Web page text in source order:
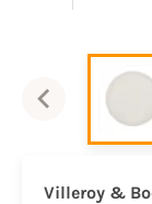
Villeroy &